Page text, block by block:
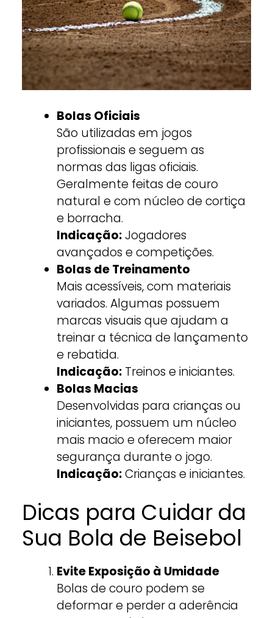
Bolas Oficiais
São utilizadas em jogos
profissionais e seguem as
normas das ligas oficiais.
Geralmente feitas de couro
natural e com núcleo de cortiça
e borracha.
Indicação:Jogadores
avançados e competições.
Bolas de Treinamento
Mais acessíveis, com materiais
variados. Algumas possuem
marcas visuais que ajudam a
treinar a técnica de lançamento
e rebatida.
Indicação:Treinos e iniciantes.
Bolas Macias
Desenvolvidas para crianças ou
iniciantes, possuem um núcleo
mais macio e oferecem maior
segurança durante o jogo.
Indicação:Crianças e iniciantes.
Dicas para Cuidar da
Sua Bola de Beisebol
Evite Exposição à Umidade
Bolas de couro podem se
deformar e perder a aderência